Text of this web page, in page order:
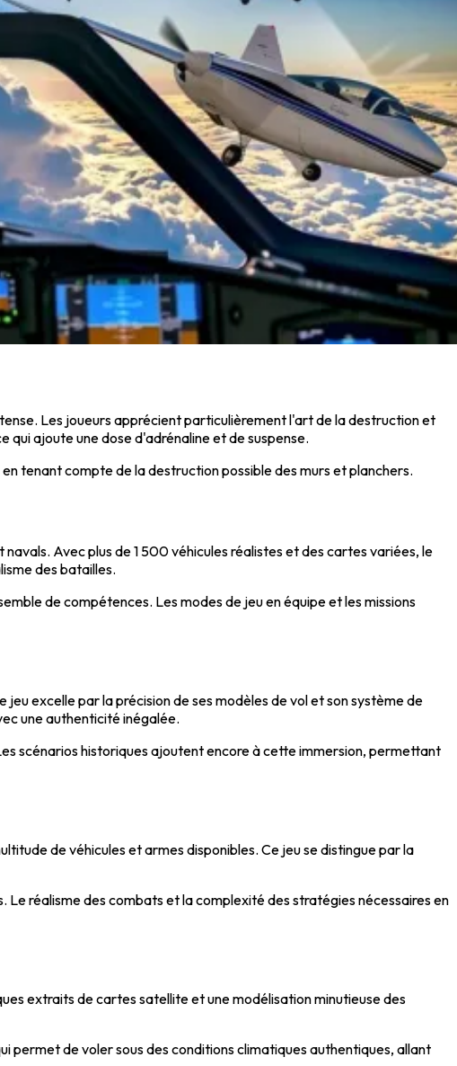
Les joueurs apprécient particulièrement l'art de la destruction et
qui ajoute une dose d'adrénaline et de suspense.
tenant compte de la destruction possible des murs et planchers.
Avec plus de 1 500 véhicules réalistes et des cartes variées, le
des batailles.
de compétences. Les modes de jeu en équipe et les missions
excelle par la précision de ses modèles de vol et son système de
une authenticité inégalée.
scénarios historiques ajoutent encore à cette immersion, permettant
de véhicules et armes disponibles. Ce jeu se distingue par la
réalisme des combats et la complexité des stratégies nécessaires en
extraits de cartes satellite et une modélisation minutieuse des
permet de voler sous des conditions climatiques authentiques, allant